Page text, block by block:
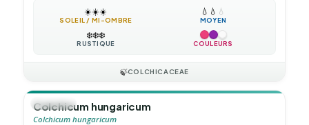
☀️☀️☀️
SOLEIL / MI-OMBRE
💧 💧 💧
MOYEN
❄️❄️❄️
RUSTIQUE COULEURS
🍃COLCHICACEAE
🪴VIVACE
Colchicum hungaricum
Colchicum hungaricum